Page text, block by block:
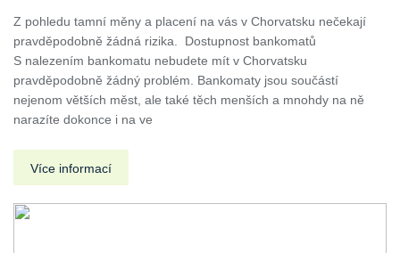
Z pohledu tamní měny a placení na vás v Chorvatsku nečekají
pravděpodobně žádná rizika. Dostupnost bankomatů
S nalezením bankomatu nebudete mít v Chorvatsku
pravděpodobně žádný problém. Bankomaty jsou součástí
nejenom větších měst, ale také těch menších a mnohdy na ně
narazíte dokonce i na ve
Více informací